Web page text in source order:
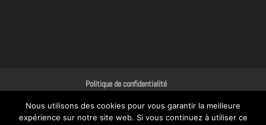
Politique de confidentialité
Nous utilisons des cookies pour vous garantir la meilleure
expérience sur notre site web. Si vous continuez à utiliser ce